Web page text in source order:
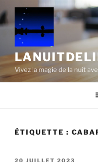
Aller
au
contenu
principal
Vivez la magie de la nuit
ÉTIQUETTE :
PUBLIÉ
20 JUILLET 2023